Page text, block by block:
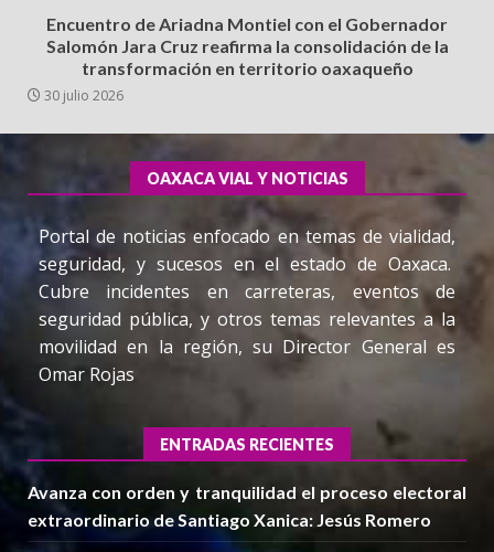
Encuentro de Ariadna Montiel con el Gobernador
Salomón Jara Cruz reafirma la consolidación de la
transformación en territorio oaxaqueño
30 julio 2026
OAXACA VIAL Y NOTICIAS
Portal de noticias enfocado en temas de vialidad,
seguridad, y sucesos en el estado de Oaxaca.
Cubre incidentes en carreteras, eventos de
seguridad pública, y otros temas relevantes a la
movilidad en la región, su Director General es
Omar Rojas
ENTRADAS RECIENTES
Avanza con orden y tranquilidad el proceso electoral
extraordinario de Santiago Xanica: Jesús Romero